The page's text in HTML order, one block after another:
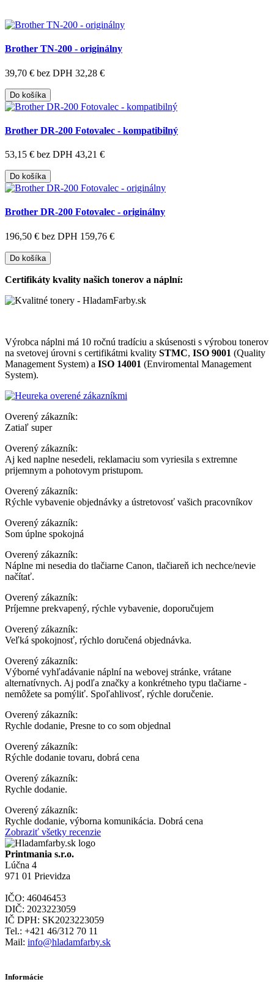
Brother TN-200 - originálny
39,70 € bez DPH 32,28 €
Do košíka
Brother DR-200 Fotovalec - kompatibilný
53,15 € bez DPH 43,21 €
Do košíka
Brother DR-200 Fotovalec - originálny
196,50 € bez DPH 159,76 €
Do košíka
Certifikáty kvality našich tonerov a náplní:
Výrobca náplni má 10 ročnú tradíciu a skúsenosti s výrobou tonerov
na svetovej úrovni s certifikátmi kvality STMC, ISO 9001 (Quality
Management System) a ISO 14001 (Enviromental Management
System).
Overený zákazník:
Zatiaľ super
Overený zákazník:
Aj ked naplne nesedeli, reklamaciu som vyriesila s extremne
prijemnym a pohotovym pristupom.
Overený zákazník:
Rýchle vybavenie objednávky a ústretovosť vašich pracovníkov
Overený zákazník:
Som úplne spokojná
Overený zákazník:
Náplne mi nesedia do tlačiarne Canon, tlačiareň ich nechce/nevie
načítať.
Overený zákazník:
Príjemne prekvapený, rýchle vybavenie, doporučujem
Overený zákazník:
Veľká spokojnosť, rýchlo doručená objednávka.
Overený zákazník:
Výborné vyhľadávanie náplní na webovej stránke, vrátane
alternatívnych. Aj podľa značky a konkrétneho typu tlačiarne -
nemôžete sa pomýliť. Spoľahlivosť, rýchle doručenie.
Overený zákazník:
Rychle dodanie, Presne to co som objednal
Overený zákazník:
Rýchle dodanie tovaru, dobrá cena
Overený zákazník:
Rychle dodanie.
Overený zákazník:
Rychle dodanie, výborna komunikácia. Dobrá cena
Zobraziť všetky recenzie
Printmania s.r.o.
Lúčna 4
971 01 Prievidza
IČO: 46046453
DIČ: 2023223059
IČ DPH: SK2023223059
Tel.: +421 46/312 70 11
Mail: info@hladamfarby.sk
Informácie